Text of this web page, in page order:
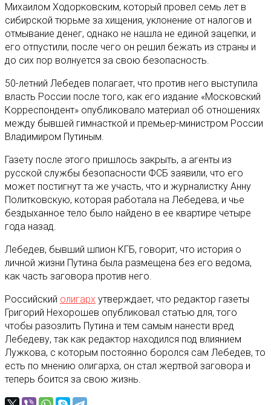
Михаилом Ходорковским, который провел семь лет в
сибирской тюрьме за хищения, уклонение от налогов и
отмывание денег, однако не нашла не единой зацепки, и
его отпустили, после чего он решил бежать из страны и
до сих пор волнуется за свою безопасность.
50-летний Лебедев полагает, что против него выступила
власть России после того, как его издание «Московский
Корреспондент» опубликовало материал об отношениях
между бывшей гимнасткой и премьер-министром России
Владимиром Путиным.
Газету после этого пришлось закрыть, а агенты из
русской службы безопасности ФСБ заявили, что его
может постигнут та же участь, что и журналистку Анну
Политковскую, которая работала на Лебедева, и чье
бездыханное тело было найдено в ее квартире четыре
года назад.
Лебедев, бывший шпион КГБ, говорит, что история о
личной жизни Путина была размещена без его ведома,
как часть заговора против него.
Российский олигарх утверждает, что редактор газеты
Григорий Нехорошев опубликовал статью для, того
чтобы разозлить Путина и тем самым нанести вред
Лебедеву, так как редактор находился под влиянием
Лужкова, с которым постоянно боролся сам Лебедев, то
есть по мнению олигарха, он стал жертвой заговора и
теперь боится за свою жизнь.